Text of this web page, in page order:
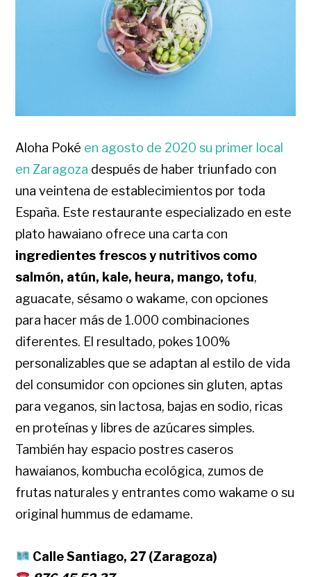
Aloha Poké en agosto de 2020 su primer local
en Zaragoza después de haber triunfado con
una veintena de establecimientos por toda
España. Este restaurante especializado en este
plato hawaiano ofrece una carta con
ingredientes frescos y nutritivos como
salmón, atún, kale, heura, mango, tofu,
aguacate, sésamo o wakame, con opciones
para hacer más de 1.000 combinaciones
diferentes. El resultado, pokes 100%
personalizables que se adaptan al estilo de vida
del consumidor con opciones sin gluten, aptas
para veganos, sin lactosa, bajas en sodio, ricas
en proteínas y libres de azúcares simples.
También hay espacio postres caseros
hawaianos, kombucha ecológica, zumos de
frutas naturales y entrantes como wakame o su
original hummus de edamame.
Calle Santiago, 27 (Zaragoza)